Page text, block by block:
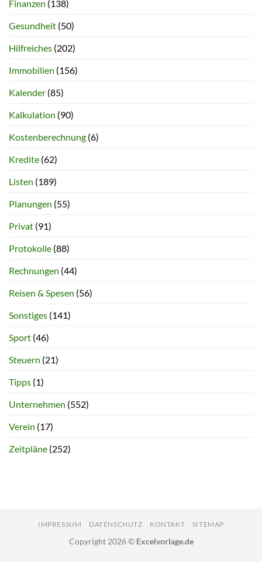
Finanzen (138)
Gesundheit (50)
Hilfreiches (202)
Immobilien (156)
Kalender (85)
Kalkulation (90)
Kostenberechnung (6)
Kredite (62)
Listen (189)
Planungen (55)
Privat (91)
Protokolle (88)
Rechnungen (44)
Reisen & Spesen (56)
Sonstiges (141)
Sport (46)
Steuern (21)
Tipps (1)
Unternehmen (552)
Verein (17)
Zeitpläne (252)
IMPRESSUM DATENSCHUTZ KONTAKT SITEMAP
Copyright 2026 © Excelvorlage.de